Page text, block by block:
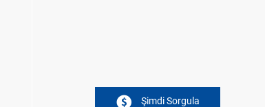
Şimdi Sorgula